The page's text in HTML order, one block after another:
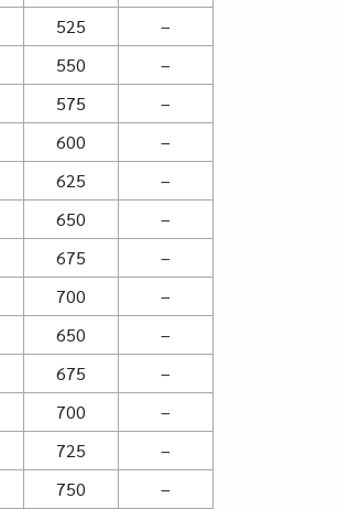
525
–
550
–
575
–
600
–
625
–
650
–
675
–
700
–
650
–
675
–
700
–
725
–
750 –